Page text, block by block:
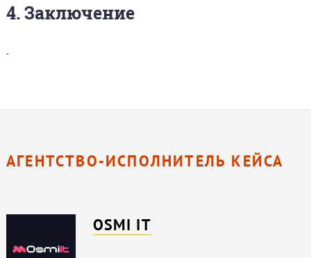
4. Заключение
.
АГЕНТСТВО-ИСПОЛНИТЕЛЬ КЕЙСА
OSMI IT